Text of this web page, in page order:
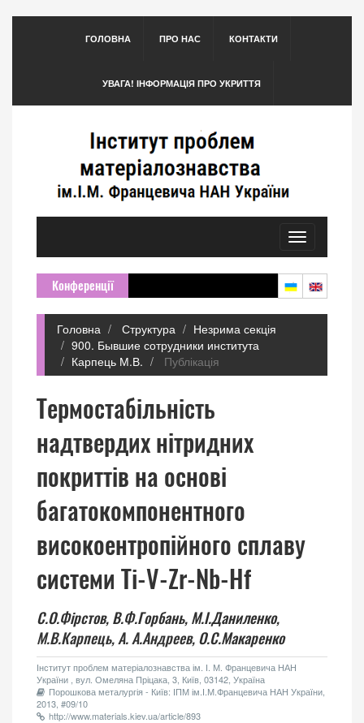
ГОЛОВНА ПРО НАС КОНТАКТИ
УВАГА! ІНФОРМАЦІЯ ПРО УКРИТТЯ
Toggle
navigation
Конференції
Головна Структура
Незрима секція
900. Бывшие сотрудники института
Карпець М.В.
Публікація
Термостабільність
надтвердих нітридних
покриттів на основі
багатокомпонентного
високоентропійного сплаву
системи Ti-V-Zr-Nb-Hf
С.О.Фірстов, В.Ф.Горбань, М.І.Даниленко,
М.В.Карпець, А. А.Андреев, О.С.Макаренко
Інститут проблем матеріалознавства ім. І. М. Францевича НАН
України , вул. Омеляна Пріцака, 3, Київ, 03142, Україна
Порошкова металургія - Київ: ІПМ ім.І.М.Францевича НАН України,
2013, #09/10
http://www.materials.kiev.ua/article/893